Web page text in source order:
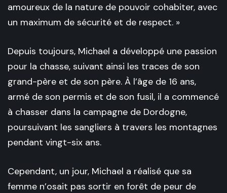
amoureux de la nature de pouvoir cohabiter, avec
un maximum de sécurité et de respect. »
Depuis toujours, Michael a développé une passion
pour la chasse, suivant ainsi les traces de son
grand-père et de son père. À l’âge de 16 ans,
armé de son permis et de son fusil, il a commencé
à chasser dans la campagne de Dordogne,
poursuivant les sangliers à travers les montagnes
pendant vingt-six ans.
Cependant, un jour, Michael a réalisé que sa
femme n’osait pas sortir en forêt de peur de